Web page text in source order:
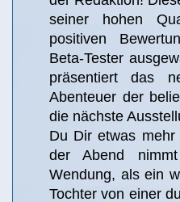
seiner hohen
positiven
Beta-Tester
präsentiert das
Abenteuer der
die nächste
Du Dir etwas
der Abend
Wendung, als ein
Tochter von einer